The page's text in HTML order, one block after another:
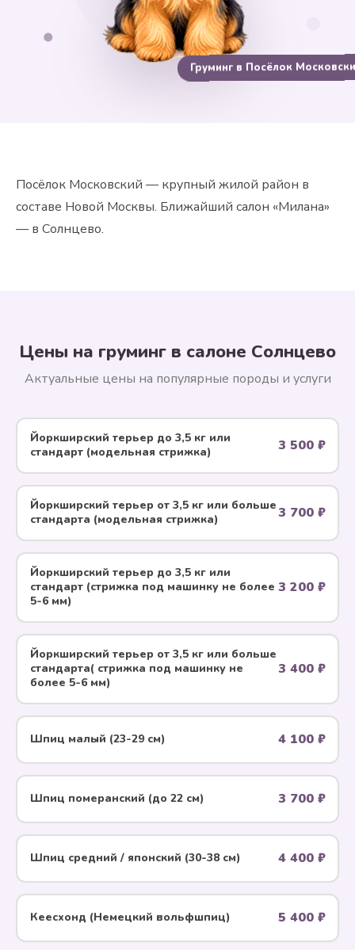
Груминг в Посёлок
Посёлок Московский — крупный жилой район в
составе Новой Москвы. Ближайший салон «Милана»
— в Солнцево.
Цены на груминг в салоне Солнцево
Актуальные цены на популярные породы и услуги
Йоркширский терьер до 3,5 кг или
стандарт (модельная стрижка)
3 500 ₽
Йоркширский терьер от 3,5 кг или больше
стандарта (модельная стрижка)
3 700 ₽
Йоркширский терьер до 3,5 кг или
стандарт (стрижка под машинку не более
5-6 мм)
3 200 ₽
Йоркширский терьер от 3,5 кг или больше
стандарта( стрижка под машинку не
более 5-6 мм)
3 400 ₽
Шпиц малый (23-29 см) 4 100 ₽
Шпиц померанский (до 22 см) 3 700 ₽
Шпиц средний / японский (30-38 см) 4 400 ₽
Кеесхонд (Немецкий вольфшпиц) 5 400 ₽